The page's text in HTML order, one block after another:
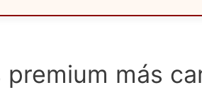
premium más